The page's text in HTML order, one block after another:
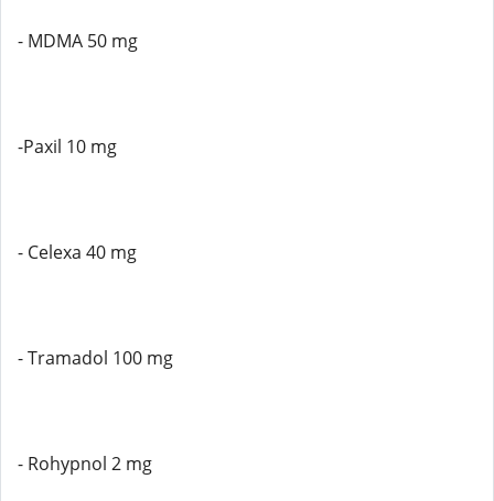
- MDMA 50 mg
-Paxil 10 mg
- Celexa 40 mg
- Tramadol 100 mg
- Rohypnol 2 mg